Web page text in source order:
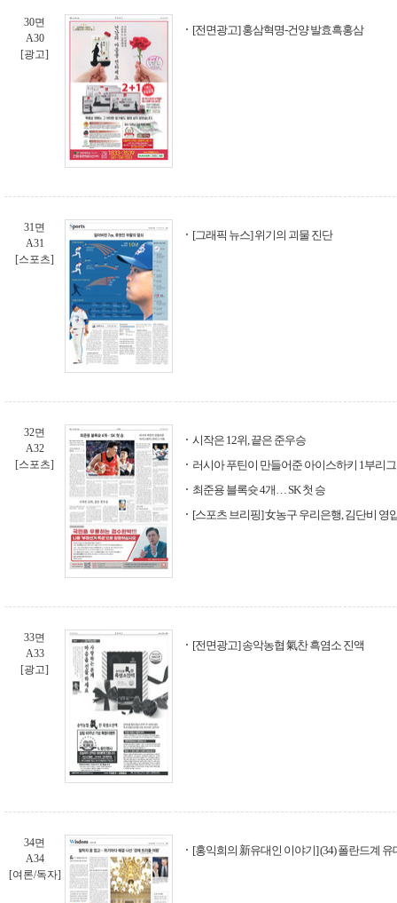
30면
A30
[광고]
[전면광고] 홍삼혁명-건양 발효흑홍삼
31면
A31
[스포츠]
[그래픽 뉴스] 위기의 괴물 진단
32면
A32
[스포츠]
시작은 12위, 끝은 준우승
러시아 푸틴이 만들어준 아이스하키 1부리
최준용 블록슛 4개… SK 첫 승
[스포츠 브리핑] 女농구 우리은행, 김단비 영
33면
A33
[광고]
[전면광고] 송악농협 氣찬 흑염소 진액
34면
A34
[여론/독자]
[홍익희의 新유대인 이야기] (34) 폴란드계